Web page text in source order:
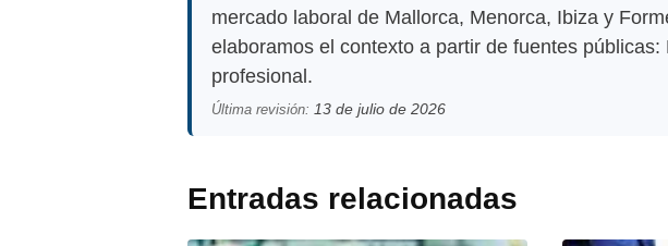
mercado laboral de Mallorca, Menorca, Ibiza y
elaboramos el contexto a partir de fuentes
profesional.
Última revisión: 13 de julio de 2026
Entradas relacionadas